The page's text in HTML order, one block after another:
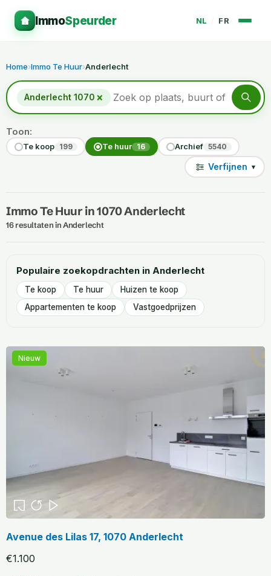
ImmoSpeurder NL FR
Home›Immo Te Huur›Anderlecht
Anderlecht 1070 ×
Toon:
Te koop 199 Te huur 16 Archief 5540
Verfijnen ▾
Immo Te Huur in 1070 Anderlecht
16 resultaten in Anderlecht
Populaire zoekopdrachten in Anderlecht
Te koop Te huur
Huizen te koop
Appartementen te koop
Vastgoedprijzen
Nieuw
Avenue des Lilas 17, 1070 Anderlecht
€1.100